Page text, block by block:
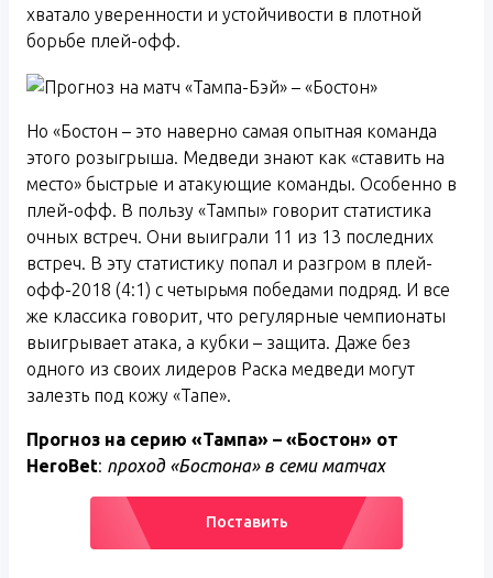
хватало уверенности и устойчивости в плотной
борьбе плей-офф.
Но «Бостон – это наверно самая опытная команда
этого розыгрыша. Медведи знают как «ставить на
место» быстрые и атакующие команды. Особенно в
плей-офф. В пользу «Тампы» говорит статистика
очных встреч. Они выиграли 11 из 13 последних
встреч. В эту статистику попал и разгром в плей-
офф-2018 (4:1) с четырьмя победами подряд. И все
же классика говорит, что регулярные чемпионаты
выигрывает атака, а кубки – защита. Даже без
одного из своих лидеров Раска медведи могут
залезть под кожу «Тапе».
Прогноз на серию «Тампа» – «Бостон» от
HeroBet: проход «Бостона» в семи матчах
Поставить